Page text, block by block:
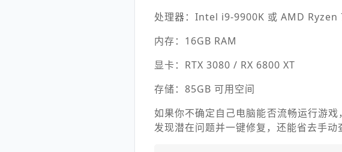
处理器：Intel i9-9900K 或 AMD Ryzen
内存：16GB RAM
显卡：RTX 3080 / RX 6800 XT
存储：85GB 可用空间
如果你不确定自己电脑能否流畅运行游戏
发现潜在问题并一键修复，还能省去手动